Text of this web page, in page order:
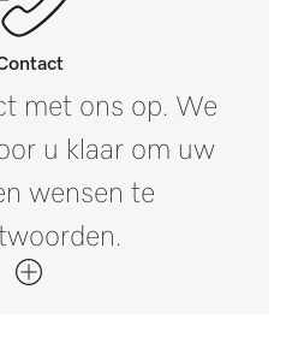
met ons op. We
u klaar om uw
wensen te